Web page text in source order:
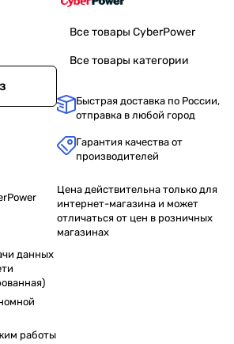
данных
работы
Все товары CyberPower
Все товары категории
Быстрая доставка по России,
отправка в любой город
Гарантия качества от
производителей
Цена действительна только для
интернет-магазина и может
отличаться от цен в розничных
магазинах